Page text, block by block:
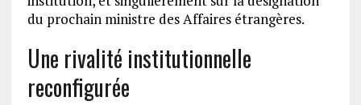
du prochain ministre des Affaires étrangères.
Une rivalité institutionnelle
reconfigurée